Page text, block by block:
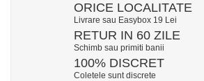
ORICE LOCALITATE
Livrare sau Easybox 19 Lei
RETUR IN 60 ZILE
Schimb sau primiti banii
100% DISCRET
Coletele sunt discrete